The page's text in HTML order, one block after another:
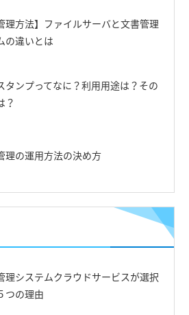
理方法】ファイルサーバと文書管理
の違いとは
タンプってなに？利用用途は？その
？
理の運用方法の決め方
理システムクラウドサービスが選択
つの理由